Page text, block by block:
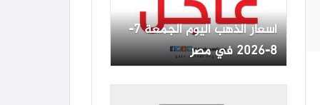
أسعار الذهب اليوم الجمعة 7-
8-2026 في مصر